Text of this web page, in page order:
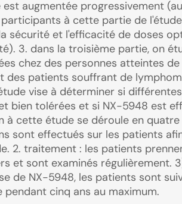
augmentée progressivement
à cette partie de
sécurité et l'efficacité de doses
3. dans la troisième partie, on
chez des personnes atteintes
des patients souffrant de
vise à déterminer si
bien tolérées et si NX-5948 est
à cette étude se déroule en quatre
sont effectués sur les patients
2. traitement : les patients
et sont examinés régulièrement.
de NX-5948, les patients sont
pendant cinq ans au maximum.